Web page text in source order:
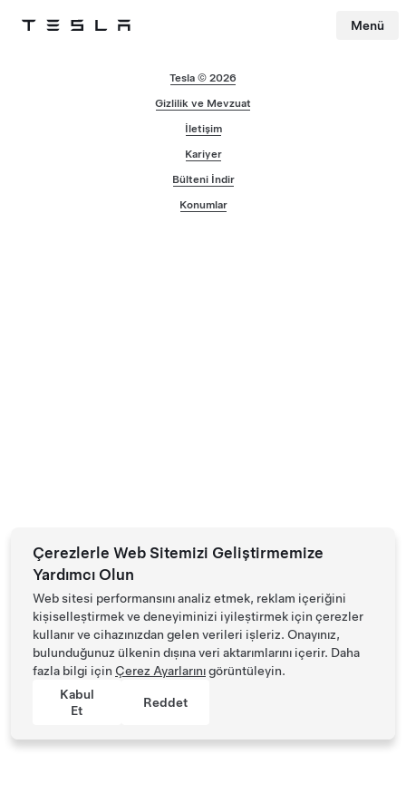
Tesla Menü
Tesla © 2026
Gizlilik ve Mevzuat
İletişim
Kariyer
Bülteni İndir
Konumlar
Çerezlerle Web Sitemizi Geliştirmemize
Yardımcı Olun
Web sitesi performansını analiz etmek, reklam içeriğini
kişiselleştirmek ve deneyiminizi iyileştirmek için çerezler
kullanır ve cihazınızdan gelen verileri işleriz. Onayınız,
bulunduğunuz ülkenin dışına veri aktarımlarını içerir. Daha
fazla bilgi için Çerez Ayarlarınıgörüntüleyin.
Kabul
Et
Reddet